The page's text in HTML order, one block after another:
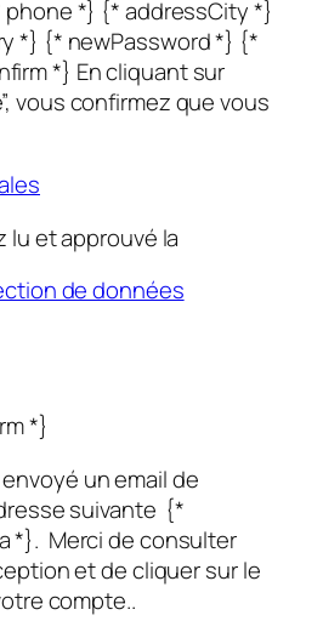
phone *} {* addressCity *}
*} {* newPassword *} {*
*} En cliquant sur
vous confirmez que vous
lu et approuvé la
de données
*}
un email de
suivante {*
*}. Merci de consulter
et de cliquer sur le
compte..